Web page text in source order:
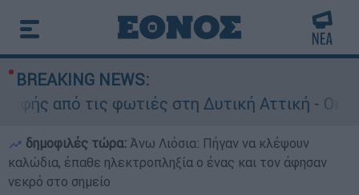
BREAKING NEWS:
από τις φωτιές στη Δυτική Αττική - Οι
δημοφιλές τώρα: Άνω Λιόσια: Πήγαν να κλέψουν
καλώδια, έπαθε ηλεκτροπληξία ο ένας και τον άφησαν
νεκρό στο σημείο